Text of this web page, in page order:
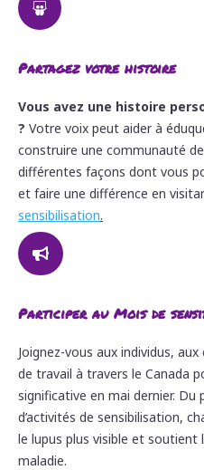

Partagez votre histoire
Vous avez une histoire
? Votre voix peut aider à
construire une communauté
différentes façons dont vous
et faire une différence en
sensibilisation.

Participer au Mois de
Joignez-vous aux individus,
de travail à travers le Canada
significative en mai dernier. Du
d’activités de sensibilisation,
le lupus plus visible et
maladie.